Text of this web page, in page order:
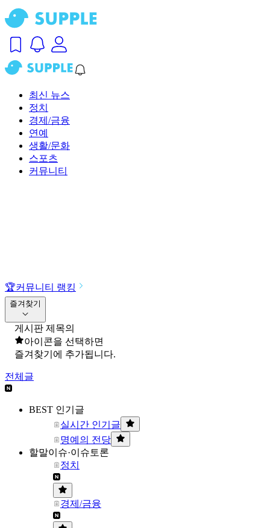
최신 뉴스
정치
경제/금융
연예
생활/문화
스포츠
커뮤니티
🏆커뮤니티 랭킹
즐겨찾기
게시판 제목의
아이콘을 선택하면
즐겨찾기에 추가됩니다.
전체글
BEST 인기글
실시간 인기글
명예의 전당
할말이슈·이슈토론
정치
경제/금융